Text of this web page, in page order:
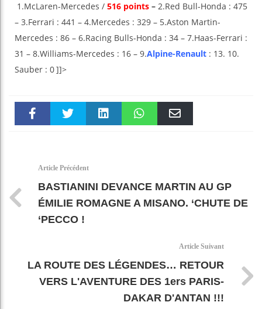
1.McLaren-Mercedes / 516 points – 2.Red Bull-Honda : 475
– 3.Ferrari : 441 – 4.Mercedes : 329 – 5.Aston Martin-
Mercedes : 86 – 6.Racing Bulls-Honda : 34 – 7.Haas-Ferrari :
31 – 8.Williams-Mercedes : 16 – 9.Alpine-Renault : 13. 10.
Sauber : 0]]>
Article Précédent
BASTIANINI DEVANCE MARTIN AU GP
ÉMILIE ROMAGNE A MISANO. ‘CHUTE DE
‘PECCO !
Article Suivant
LA ROUTE DES LÉGENDES… RETOUR
VERS L'AVENTURE DES 1ers PARIS-
DAKAR D'ANTAN !!!